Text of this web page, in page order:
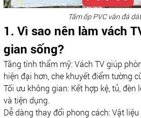
Tấm ốp PVC vân đá
1. Vì sao nên làm vách
gian sống?
Tăng tính thẩm mỹ: Vách TV giúp
hiện đại hơn, che khuyết điểm tường
Tối ưu không gian: Kết hợp kệ, tủ, đèn
và tiện dụng.
Dễ dàng thay đổi phong cách: Vật